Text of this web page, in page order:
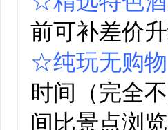
前可补差价
☆纯玩无购物
时间（完全
间比景点浏